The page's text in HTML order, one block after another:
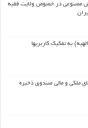
مصنوعی در خصوص ولایت فقیه
ملکی و مالی صندوق ذخیره